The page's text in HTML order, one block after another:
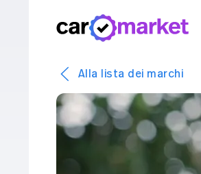
Alla lista dei marchi